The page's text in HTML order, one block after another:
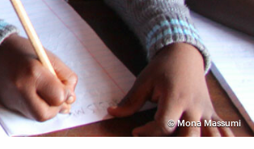
©Mona Massumi